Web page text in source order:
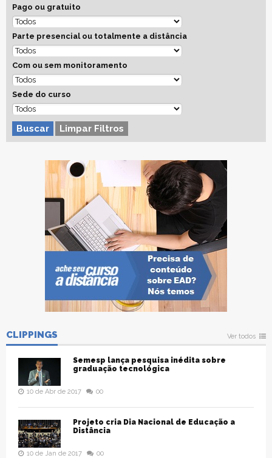
Pago ou gratuito
Parte presencial ou totalmente a distância
Com ou sem monitoramento
Sede do curso
Buscar Limpar Filtros
CLIPPINGS Ver todos
Semesp lança pesquisa inédita sobre
graduação tecnológica
10 de Abr de 2017 00
Projeto cria Dia Nacional de Educação a
Distância
10 de Jan de 2017 00